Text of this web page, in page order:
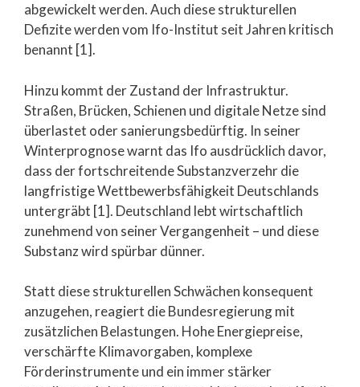
abgewickelt werden. Auch diese strukturellen
Defizite werden vom Ifo-Institut seit Jahren kritisch
benannt [1].
Hinzu kommt der Zustand der Infrastruktur.
Straßen, Brücken, Schienen und digitale Netze sind
überlastet oder sanierungsbedürftig. In seiner
Winterprognose warnt das Ifo ausdrücklich davor,
dass der fortschreitende Substanzverzehr die
langfristige Wettbewerbsfähigkeit Deutschlands
untergräbt [1]. Deutschland lebt wirtschaftlich
zunehmend von seiner Vergangenheit – und diese
Substanz wird spürbar dünner.
Statt diese strukturellen Schwächen konsequent
anzugehen, reagiert die Bundesregierung mit
zusätzlichen Belastungen. Hohe Energiepreise,
verschärfte Klimavorgaben, komplexe
Förderinstrumente und ein immer stärker